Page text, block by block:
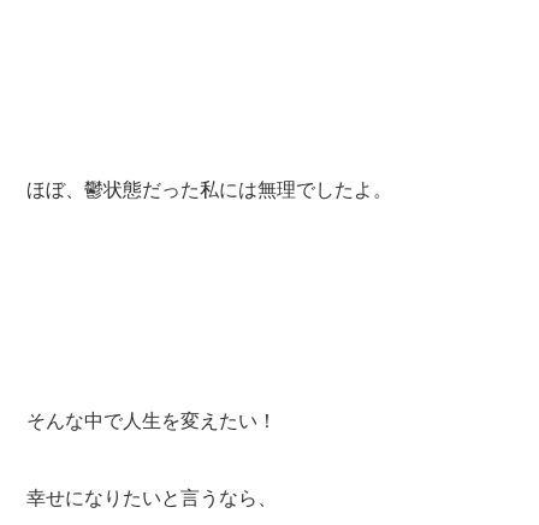
ほぼ、鬱状態だった私には無理でしたよ。
そんな中で人生を変えたい！
幸せになりたいと言うなら、